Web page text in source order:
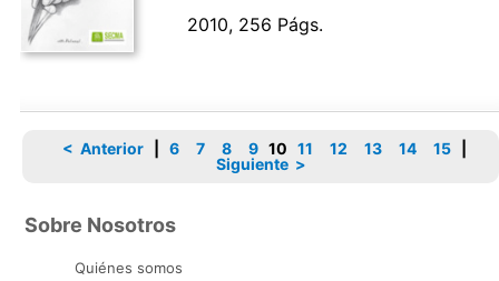
2010, 256 Págs.
< Anterior 6 7 8 9 10 11 12 13 14 15
Siguiente >
Sobre Nosotros
Quiénes somos